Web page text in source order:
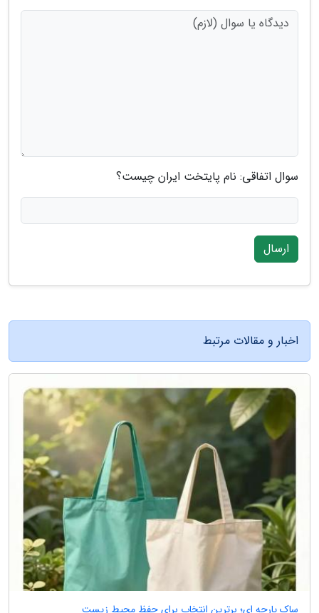
سوال اتفاقی: نام پایتخت ایران چیست؟
ارسال
اخبار و مقالات مرتبط
ساک پارچه ای؛ برترین انتخاب برای حفظ محیط زیست